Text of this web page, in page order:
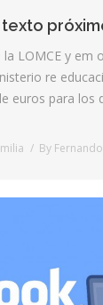
LOMCE y em
re
euros para los
By